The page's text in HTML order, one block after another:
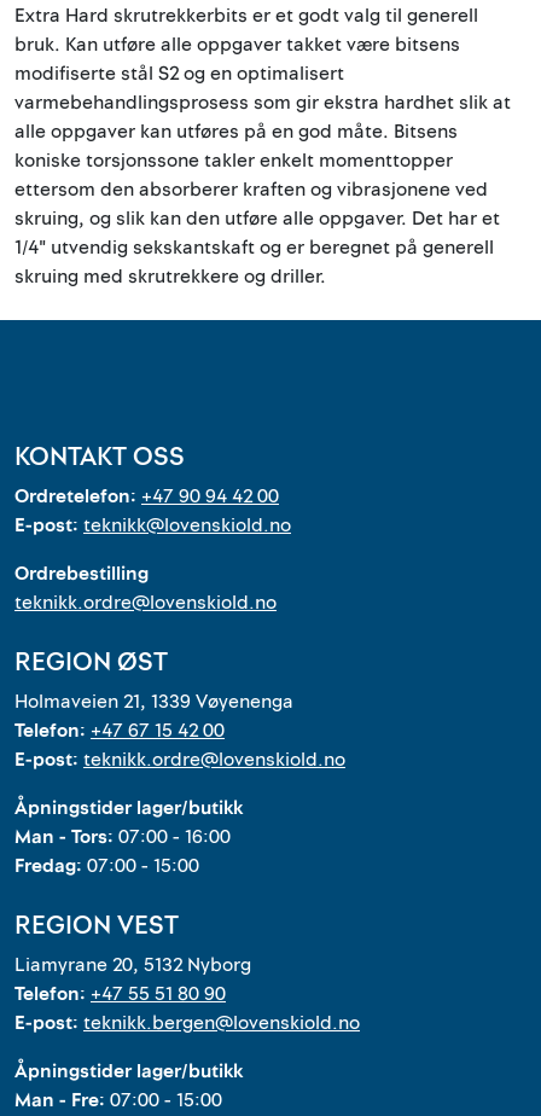
Extra Hard skrutrekkerbits er et godt valg til generell
bruk. Kan utføre alle oppgaver takket være bitsens
modifiserte stål S2 og en optimalisert
varmebehandlingsprosess som gir ekstra hardhet slik at
alle oppgaver kan utføres på en god måte. Bitsens
koniske torsjonssone takler enkelt momenttopper
ettersom den absorberer kraften og vibrasjonene ved
skruing, og slik kan den utføre alle oppgaver. Det har et
1/4" utvendig sekskantskaft og er beregnet på generell
skruing med skrutrekkere og driller.
KONTAKT OSS
Ordretelefon: +47 90 94 42 00
E-post: teknikk@lovenskiold.no
Ordrebestilling
teknikk.ordre@lovenskiold.no
REGION ØST
Holmaveien 21, 1339 Vøyenenga
Telefon: +47 67 15 42 00
E-post: teknikk.ordre@lovenskiold.no
Åpningstider lager/butikk
Man - Tors: 07:00 - 16:00
Fredag: 07:00 - 15:00
REGION VEST
Liamyrane 20, 5132 Nyborg
Telefon: +47 55 51 80 90
E-post: teknikk.bergen@lovenskiold.no
Åpningstider lager/butikk
Man - Fre: 07:00 - 15:00